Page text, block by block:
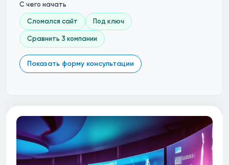
С чего начать
Сломался сайт Под ключ
Сравнить 3 компании
Показать форму консультации